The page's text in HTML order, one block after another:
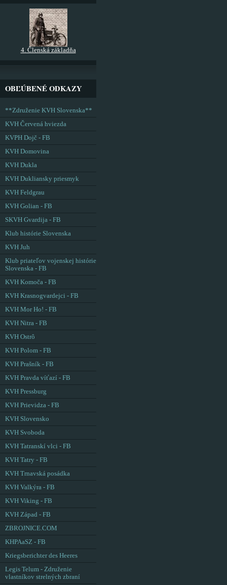
4. Členská základňa
OBĽÚBENÉ ODKAZY
**Združenie KVH Slovenska**
KVH Červená hviezda
KVPH Dojč - FB
KVH Domovina
KVH Dukla
KVH Dukliansky priesmyk
KVH Feldgrau
KVH Golian - FB
SKVH Gvardija - FB
Klub histórie Slovenska
KVH Juh
Klub priateľov vojenskej histórie
Slovenska - FB
KVH Komoča - FB
KVH Krasnogvardejci - FB
KVH Mor Ho! - FB
KVH Nitra - FB
KVH Ostrô
KVH Polom - FB
KVH Prašník - FB
KVH Pravda víťazí - FB
KVH Pressburg
KVH Prievidza - FB
KVH Slovensko
KVH Svoboda
KVH Tatranskí vlci - FB
KVH Tatry - FB
KVH Trnavská posádka
KVH Valkýra - FB
KVH Viking - FB
KVH Západ - FB
ZBROJNICE.COM
KHPAaSZ - FB
Kriegsberichter des Heeres
Legis Telum - Združenie
vlastníkov strelných zbraní